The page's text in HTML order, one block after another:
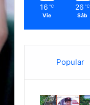
16 ℃
Vie
26 ℃
Sáb
Popular